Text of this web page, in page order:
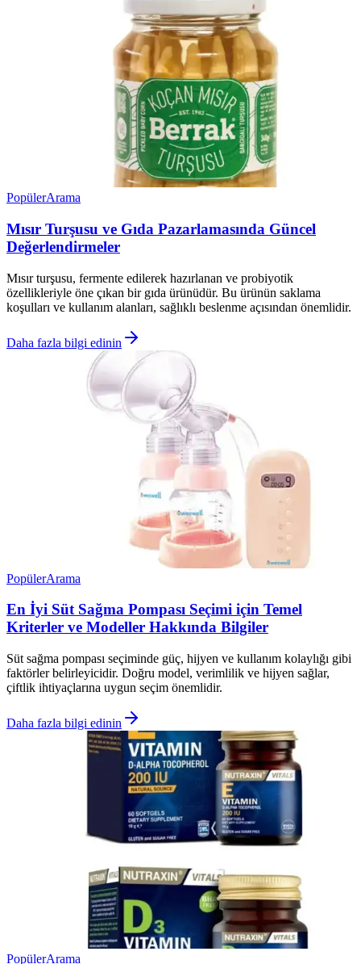
PopülerArama
Mısır Turşusu ve Gıda Pazarlamasında Güncel
Değerlendirmeler
Mısır turşusu, fermente edilerek hazırlanan ve probiyotik
özellikleriyle öne çıkan bir gıda ürünüdür. Bu ürünün saklama
koşulları ve kullanım alanları, sağlıklı beslenme açısından önemlidir.
Daha fazla bilgi edinin
PopülerArama
En İyi Süt Sağma Pompası Seçimi için Temel
Kriterler ve Modeller Hakkında Bilgiler
Süt sağma pompası seçiminde güç, hijyen ve kullanım kolaylığı gibi
faktörler belirleyicidir. Doğru model, verimlilik ve hijyen sağlar,
çiftlik ihtiyaçlarına uygun seçim önemlidir.
Daha fazla bilgi edinin
PopülerArama